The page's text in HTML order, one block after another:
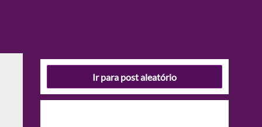
Ir para post aleatório